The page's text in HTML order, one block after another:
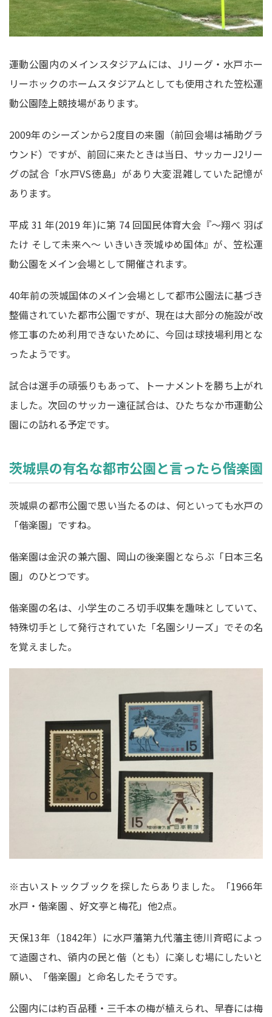
運動公園内のメインスタジアムには、Jリーグ・水戸ホー
リーホックのホームスタジアムとしても使用された笠松運
動公園陸上競技場があります。
2009年のシーズンから2度目の来園（前回会場は補助グラ
ウンド）ですが、前回に来たときは当日、サッカーJ2リー
グの試合「水戸VS徳島」があり大変混雑していた記憶が
あります。
平成 31 年(2019 年)に第 74 回国民体育大会『～翔べ 羽ば
たけ そして未来へ～ いきいき茨城ゆめ国体』が、笠松運
動公園をメイン会場として開催されます。
40年前の茨城国体のメイン会場として都市公園法に基づき
整備されていた都市公園ですが、現在は大部分の施設が改
修工事のため利用できないために、今回は球技場利用とな
ったようです。
試合は選手の頑張りもあって、トーナメントを勝ち上がれ
ました。次回のサッカー遠征試合は、ひたちなか市運動公
園にの訪れる予定です。
茨城県の有名な都市公園と言ったら偕楽園
茨城県の都市公園で思い当たるのは、何といっても水戸の
「偕楽園」ですね。
偕楽園は金沢の兼六園、岡山の後楽園とならぶ「日本三名
園」のひとつです。
偕楽園の名は、小学生のころ切手収集を趣味としていて、
特殊切手として発行されていた「名園シリーズ」でその名
を覚えました。
※古いストックブックを探したらありました。「1966年
水戸・偕楽園 、好文亭と梅花」他2点。
天保13年（1842年）に水戸藩第九代藩主徳川斉昭によっ
て造園され、領内の民と偕（とも）に楽しむ場にしたいと
願い、「偕楽園」と命名したそうです。
公園内には約百品種・三千本の梅が植えられ、早春には梅